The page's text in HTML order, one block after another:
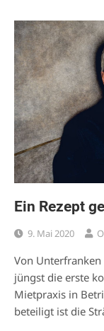
Ein Rezept
9. Mai 2020
Von
jüngst die erste
Mietpraxis in
beteiligt ist die